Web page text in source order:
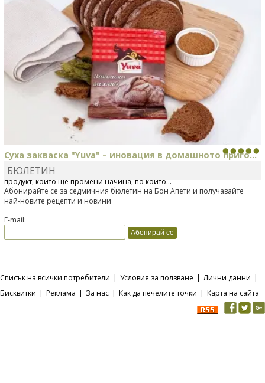
Суха закваска "Yuva" – иновация в домашното приго...
Отскоро Лесафр България стартира предлагането на изцяло нов
продукт, който ще промени начина, по който...
БЮЛЕТИН
Абонирайте се за седмичния бюлетин на Бон Апети и получавайте
най-новите рецепти и новини
E-mail:
Списък на всички потребители | Условия за ползване | Лични данни |
Бисквитки | Реклама | За нас | Как да печелите точки | Карта на сайта